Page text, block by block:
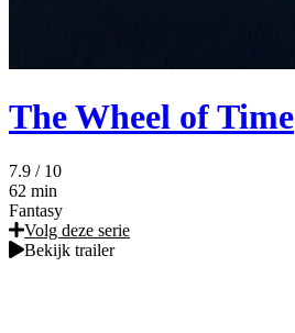
The Wheel of Time
7.9 / 10
62 min
Fantasy
Volg deze serie
Bekijk trailer